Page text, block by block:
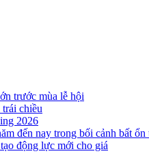
trước mùa lễ hội
chiều
2026
đến nay trong bối cảnh bất
động lực mới cho giá